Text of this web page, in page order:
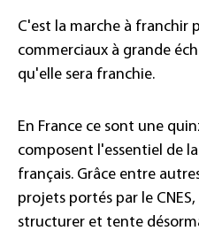
C'est la marche à franchir
commerciaux à grande
qu'elle sera franchie.
En France ce sont une
composent l'essentiel de
français. Grâce entre
projets portés par le
structurer et tente